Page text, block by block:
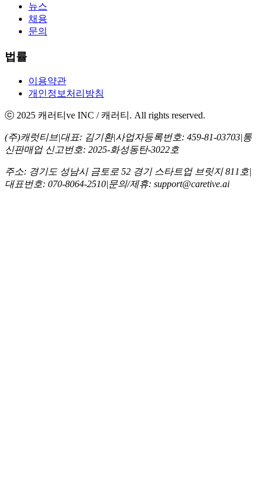
뉴스
채용
문의
법률
이용약관
개인정보처리방침
ⓒ 2025 캐러티ve INC / 캐러티. All rights reserved.
(주)캐럿티브|대표: 김기환|사업자등록번호: 459-81-03703|통
신판매업 신고번호: 2025-화성동탄-3022호
주소: 경기도 성남시 금토로 52 경기 스타트업 브릿지 811호|
대표번호: 070-8064-2510|문의/제휴: support@caretive.ai